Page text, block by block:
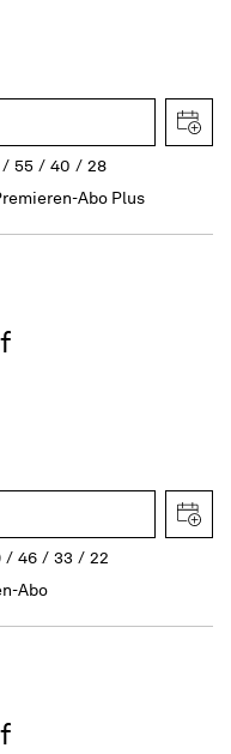
55 40
28
Abo Plus
46 33
22
Abo